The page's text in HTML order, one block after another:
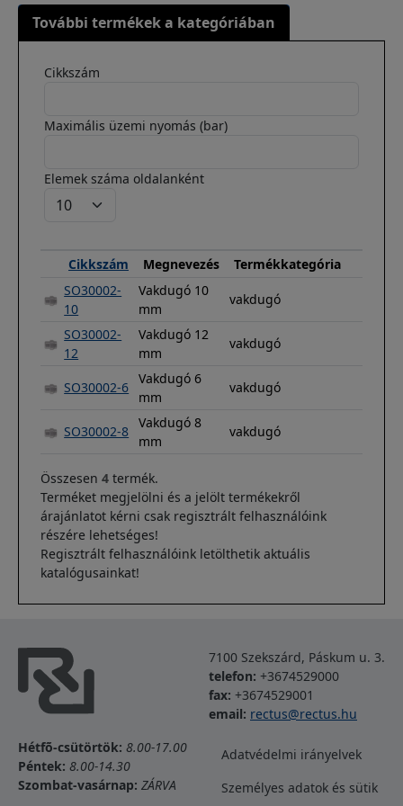
További termékek a kategóriában
Cikkszám
Maximális üzemi nyomás (bar)
Elemek száma oldalanként
Cikkszám Megnevezés
Termékkategória
SO30002-
10
Vakdugó 10
mm
vakdugó
SO30002-
12
Vakdugó 12
mm
vakdugó
SO30002-6
Vakdugó 6
mm
vakdugó
SO30002-8
Vakdugó 8
mm
vakdugó
Összesen 4 termék.
Terméket megjelölni és a jelölt termékekről
árajánlatot kérni csak regisztrált felhasználóink
részére lehetséges!
Regisztrált felhasználóink letölthetik aktuális
katalógusainkat!
7100 Szekszárd, Páskum u. 3.
telefon: +3674529000
fax: +3674529001
email: rectus@rectus.hu
Hétfõ-csütörtök: 8.00-17.00
Péntek: 8.00-14.30
Szombat-vasárnap: ZÁRVA
Lábléc
Adatvédelmi irányelvek
Személyes adatok és sütik